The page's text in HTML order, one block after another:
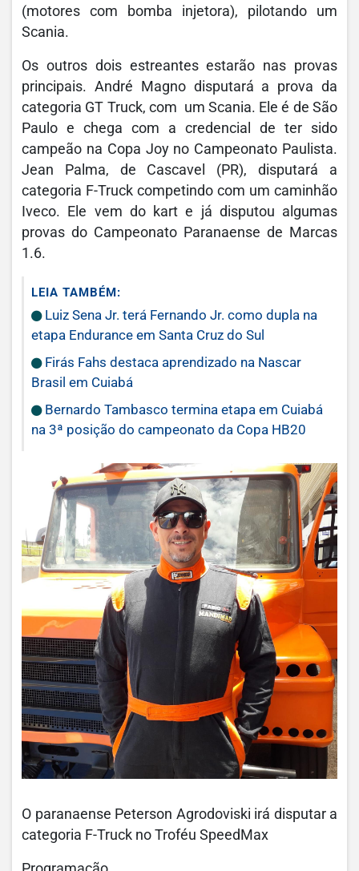
(motores com bomba injetora), pilotando um
Scania.
Os outros dois estreantes estarão nas provas
principais. André Magno disputará a prova da
categoria GT Truck, com um Scania. Ele é de São
Paulo e chega com a credencial de ter sido
campeão na Copa Joy no Campeonato Paulista.
Jean Palma, de Cascavel (PR), disputará a
categoria F-Truck competindo com um caminhão
Iveco. Ele vem do kart e já disputou algumas
provas do Campeonato Paranaense de Marcas
1.6.
LEIA TAMBÉM:
Luiz Sena Jr. terá Fernando Jr. como dupla na
etapa Endurance em Santa Cruz do Sul
Firás Fahs destaca aprendizado na Nascar
Brasil em Cuiabá
Bernardo Tambasco termina etapa em Cuiabá
na 3ª posição do campeonato da Copa HB20
O paranaense Peterson Agrodoviski irá disputar a
categoria F-Truck no Troféu SpeedMax